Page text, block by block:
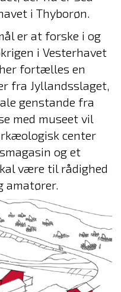
i Thyborøn.
er at forske i og
i Vesterhavet
fortælles en
fra Jyllandsslaget,
genstande fra
med museet vil
center
og et
være til rådighed
amatører.